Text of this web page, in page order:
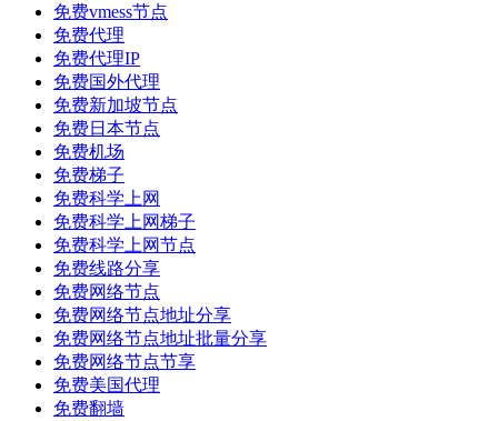
免费vmess节点
免费代理
免费代理IP
免费国外代理
免费新加坡节点
免费日本节点
免费机场
免费梯子
免费科学上网
免费科学上网梯子
免费科学上网节点
免费线路分享
免费网络节点
免费网络节点地址分享
免费网络节点地址批量分享
免费网络节点节享
免费美国代理
免费翻墙